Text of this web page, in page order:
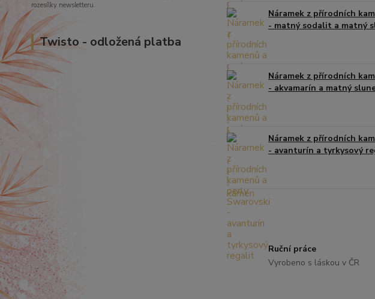
rozesílky newsletteru.
Twisto - odložená platba
Náramek z přírodních
- matný sodalit a matný
Náramek z přírodních
- akvamarín a matný
Náramek z přírodních
- avanturín a tyrkysový
Ruční práce
Vyrobeno s láskou v ČR